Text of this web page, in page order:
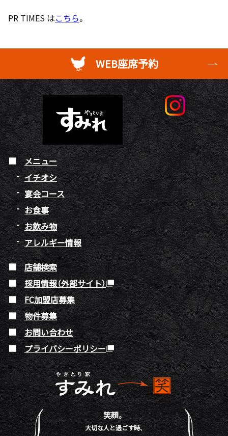
PR TIMES はこちら。
WEB座席予約
メニュー
イチオシ
宴会コース
お食事
お飲み物
アレルギー情報
店舗検索
採用情報（外部サイト）
FC加盟店募集
物件募集
お問い合わせ
プライバシーポリシー
笑顔。
大切な人と過ごす時、